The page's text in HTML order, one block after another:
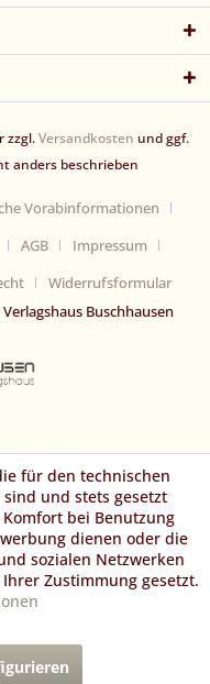
zzgl.Versandkosten und ggf.
anders beschrieben
Vorabinformationen
AGB
Impressum
Widerrufsformular
Buschhausen
für den technischen
und stets gesetzt
bei Benutzung
dienen oder die
sozialen Netzwerken
Zustimmung gesetzt.